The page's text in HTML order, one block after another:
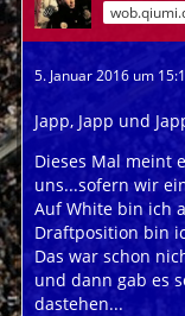
5. Januar 2016 um
Japp, Japp und
Dieses Mal meint
uns...sofern wir
Auf White bin ich
Draftposition bin
Das war schon
und dann gab es
dastehen...